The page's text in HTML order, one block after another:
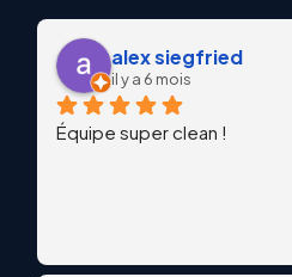
alex siegfried
il y a 6 mois
Équipe super clean !